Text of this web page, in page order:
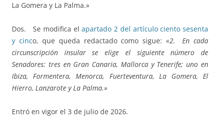
La Gomera y La Palma.»
Dos. Se modifica elapartado 2 del artículo ciento sesenta
y cinco, que queda redactado como sigue:«2. En cada
circunscripción insular se elige el siguiente número de
Senadores: tres en Gran Canaria, Mallorca y Tenerife; uno en
Ibiza, Formentera, Menorca, Fuerteventura, La Gomera, El
Hierro, Lanzarote y La Palma.»
Entró en vigor el 3 de julio de 2026.